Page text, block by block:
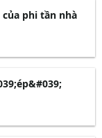
phi tần nhà